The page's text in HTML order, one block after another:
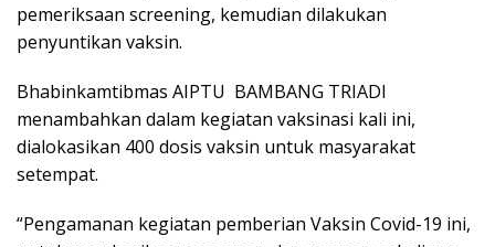
pemeriksaan screening, kemudian dilakukan
penyuntikan vaksin.
Bhabinkamtibmas AIPTU BAMBANG TRIADI
menambahkan dalam kegiatan vaksinasi kali ini,
dialokasikan 400 dosis vaksin untuk masyarakat
setempat.
“Pengamanan kegiatan pemberian Vaksin Covid-19 ini,